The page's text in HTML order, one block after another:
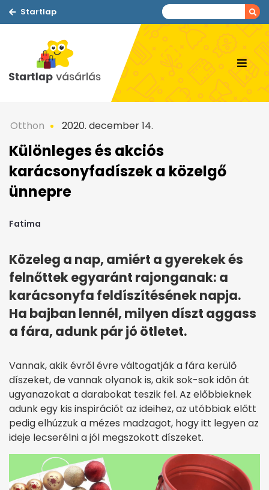
Startlap
Otthon 2020. december 14.
Különleges és akciós
karácsonyfadíszek a közelgő
ünnepre
Fatima
Közeleg a nap, amiért a gyerekek és
felnőttek egyaránt rajonganak: a
karácsonyfa feldíszítésének napja.
Ha bajban lennél, milyen díszt aggass
a fára, adunk pár jó ötletet.
Vannak, akik évről évre váltogatják a fára kerülő
díszeket, de vannak olyanok is, akik sok-sok időn át
ugyanazokat a darabokat teszik fel. Az előbbieknek
adunk egy kis inspirációt az ideihez, az utóbbiak előtt
pedig elhúzzuk a mézes madzagot, hogy itt legyen az
ideje lecserélni a jól megszokott díszeket.